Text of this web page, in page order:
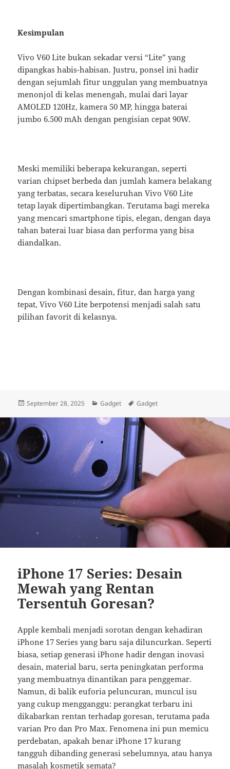
Kesimpulan
Vivo V60 Lite bukan sekadar versi “Lite” yang
dipangkas habis-habisan. Justru, ponsel ini hadir
dengan sejumlah fitur unggulan yang membuatnya
menonjol di kelas menengah, mulai dari layar
AMOLED 120Hz, kamera 50 MP, hingga baterai
jumbo 6.500 mAh dengan pengisian cepat 90W.
Meski memiliki beberapa kekurangan, seperti
varian chipset berbeda dan jumlah kamera belakang
yang terbatas, secara keseluruhan Vivo V60 Lite
tetap layak dipertimbangkan. Terutama bagi mereka
yang mencari smartphone tipis, elegan, dengan daya
tahan baterai luar biasa dan performa yang bisa
diandalkan.
Dengan kombinasi desain, fitur, dan harga yang
tepat, Vivo V60 Lite berpotensi menjadi salah satu
pilihan favorit di kelasnya.
Posted
September 28, 2025 Categories
Gadget Tags
Gadget
iPhone 17 Series: Desain
Mewah yang Rentan
Tersentuh Goresan?
Apple kembali menjadi sorotan dengan kehadiran
iPhone 17 Series yang baru saja diluncurkan. Seperti
biasa, setiap generasi iPhone hadir dengan inovasi
desain, material baru, serta peningkatan performa
yang membuatnya dinantikan para penggemar.
Namun, di balik euforia peluncuran, muncul isu
yang cukup mengganggu: perangkat terbaru ini
dikabarkan rentan terhadap goresan, terutama pada
varian Pro dan Pro Max. Fenomena ini pun memicu
perdebatan, apakah benar iPhone 17 kurang
tangguh dibanding generasi sebelumnya, atau hanya
masalah kosmetik semata?